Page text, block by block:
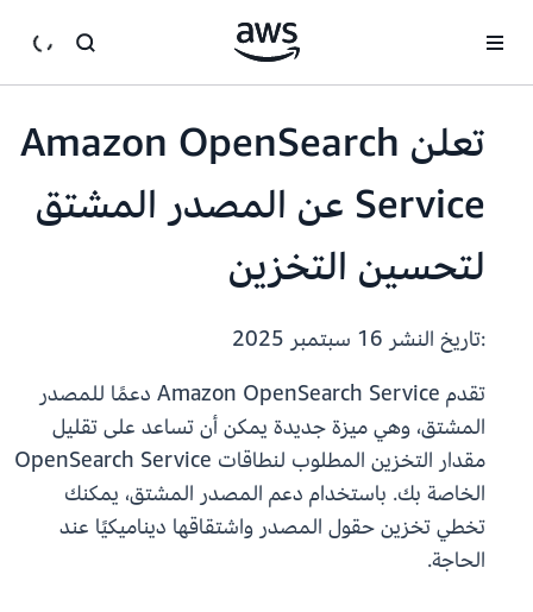
تعلن Amazon OpenSearch
Service عن المصدر المشتق
لتحسين التخزين
:تاريخ النشر
تقدم Amazon OpenSearch Service دعمًا للمصدر
المشتق، وهي ميزة جديدة يمكن أن تساعد على تقليل
مقدار التخزين المطلوب لنطاقات OpenSearch Service
الخاصة بك. باستخدام دعم المصدر المشتق، يمكنك
تخطي تخزين حقول المصدر واشتقاقها ديناميكيًا عند
الحاجة.